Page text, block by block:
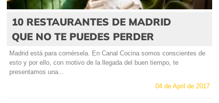
10 RESTAURANTES DE MADRID
QUE NO TE PUEDES PERDER
Madrid está para comérsela. En Canal Cocina somos conscientes de
esto y por ello, con motivo de la llegada del buen tiempo, te
presentamos una...
04 de April de 2017